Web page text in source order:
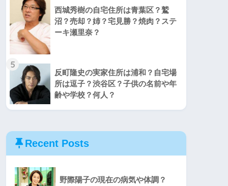
西城秀樹の自宅住所は青葉区？鷲
沼？売却？姉？宅見勝？焼肉？ステ
ーキ瀬里奈？
5
反町隆史の実家住所は浦和？自宅場
所は逗子？渋谷区？子供の名前や年
齢や学校？何人？
Recent Posts
野際陽子の現在の病気や体調？